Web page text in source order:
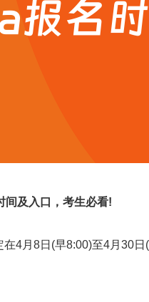
间及入口，考生必看!
月8日(早8:00)至4月30日(